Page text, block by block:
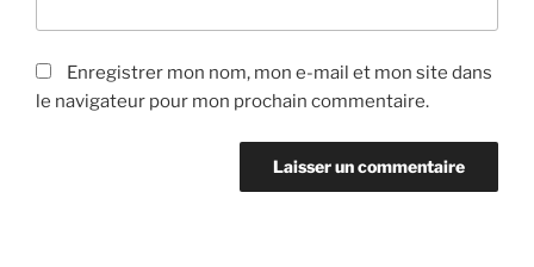
Enregistrer mon nom, mon e-mail et mon site dans
le navigateur pour mon prochain commentaire.